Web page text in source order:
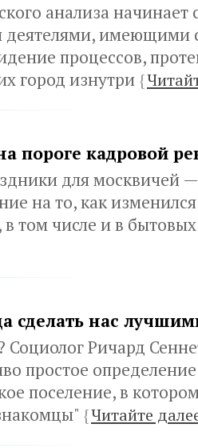
анализа
имеющими
процессов,
город изнутри {
пороге кадровой
для москвичей
на то, как
том числе и в
сделать нас
Социолог Ричард
простое
поселение, в
{Читайте